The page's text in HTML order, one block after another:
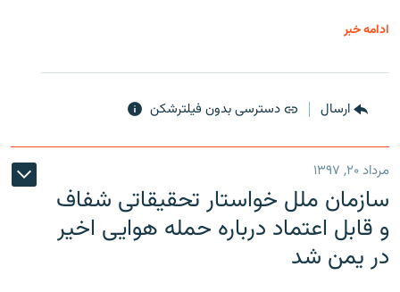
ادامه خبر
ارسال دسترسی بدون فیلترشکن
مرداد ۲۰, ۱۳۹۷
سازمان ملل خواستار تحقیقاتی شفاف
و قابل اعتماد درباره حمله هوایی اخیر
در یمن شد